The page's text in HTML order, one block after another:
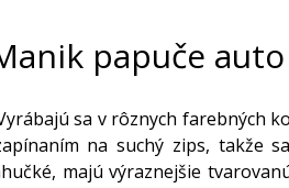
papuče auto
sa v rôznych farebných
na suchý zips, takže
majú výraznejšie